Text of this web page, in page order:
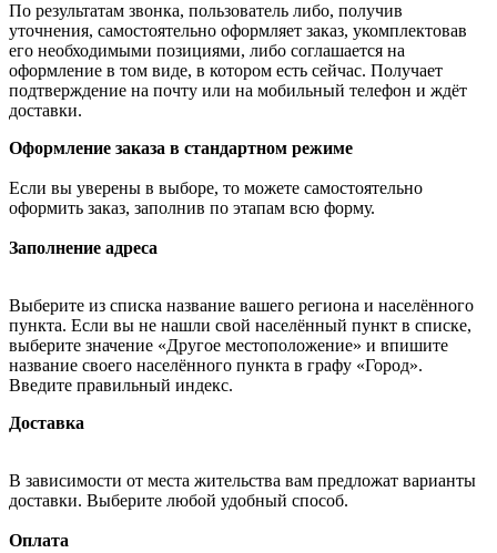
По результатам звонка, пользователь либо, получив
уточнения, самостоятельно оформляет заказ, укомплектовав
его необходимыми позициями, либо соглашается на
оформление в том виде, в котором есть сейчас. Получает
подтверждение на почту или на мобильный телефон и ждёт
доставки.
Оформление заказа в стандартном режиме
Если вы уверены в выборе, то можете самостоятельно
оформить заказ, заполнив по этапам всю форму.
Заполнение адреса
Выберите из списка название вашего региона и населённого
пункта. Если вы не нашли свой населённый пункт в списке,
выберите значение «Другое местоположение» и впишите
название своего населённого пункта в графу «Город».
Введите правильный индекс.
Доставка
В зависимости от места жительства вам предложат варианты
доставки. Выберите любой удобный способ.
Оплата